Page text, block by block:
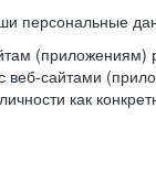
персональные
(приложениям)
веб-сайтами
как